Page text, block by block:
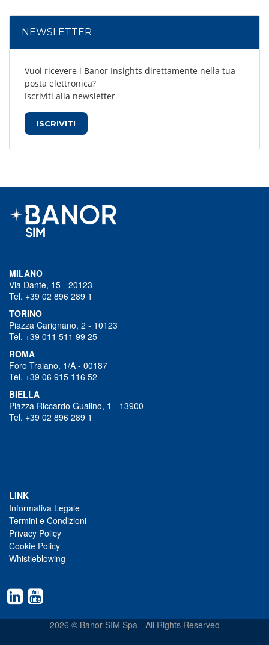
NEWSLETTER
Vuoi ricevere i Banor Insights direttamente nella tua
posta elettronica?
Iscriviti alla newsletter
ISCRIVITI
MILANO
Via Dante, 15 - 20123
Tel. +39 02 896 289 1
TORINO
Piazza Carignano, 2 - 10123
Tel. +39 011 511 99 25
ROMA
Foro Traiano, 1/A - 00187
Tel. +39 06 915 116 52
BIELLA
Piazza Riccardo Gualino, 1 - 13900
Tel. +39 02 896 289 1
LINK
Informativa Legale
Termini e Condizioni
Privacy Policy
Cookie Policy
Whistleblowing
2026 © Banor SIM Spa - All Rights Reserved